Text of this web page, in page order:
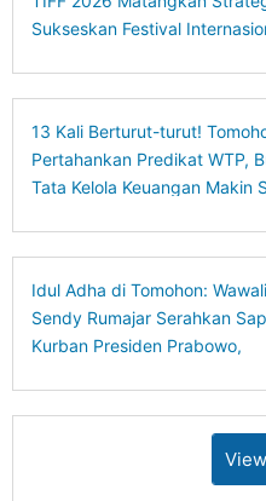
Sukseskan Festival
13 Kali Berturut-turut!
Pertahankan Predikat WTP,
Tata Kelola Keuangan Makin
Idul Adha di Tomohon: Wawali
Sendy Rumajar Serahkan
Kurban Presiden Prabowo,